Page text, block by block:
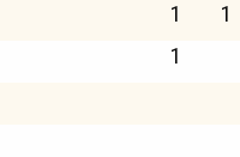
1
1
1